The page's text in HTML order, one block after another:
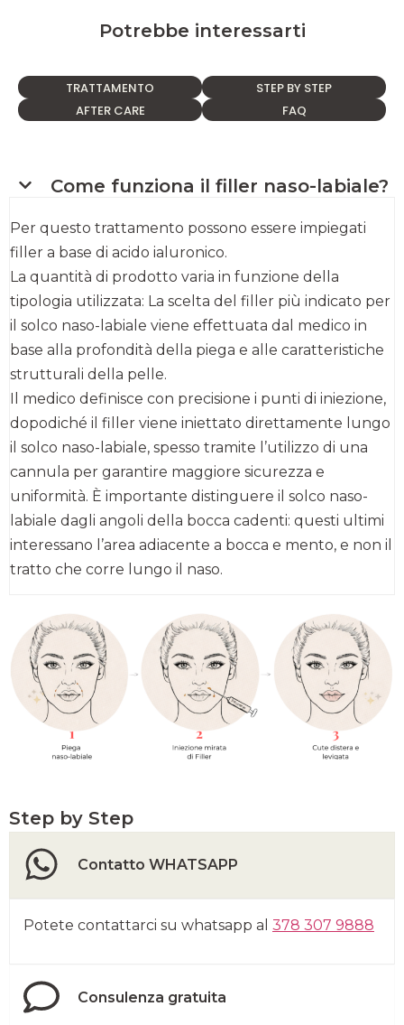
Potrebbe interessarti
TRATTAMENTO
STEP BY STEP
AFTER CARE
FAQ
Come funziona il filler naso-labiale?
Per questo trattamento possono essere impiegati
filler a base di acido ialuronico.
La quantità di prodotto varia in funzione della
tipologia utilizzata: La scelta del filler più indicato per
il solco naso-labiale viene effettuata dal medico in
base alla profondità della piega e alle caratteristiche
strutturali della pelle.
Il medico definisce con precisione i punti di iniezione,
dopodiché il filler viene iniettato direttamente lungo
il solco naso-labiale, spesso tramite l’utilizzo di una
cannula per garantire maggiore sicurezza e
uniformità. È importante distinguere il solco naso-
labiale dagli angoli della bocca cadenti: questi ultimi
interessano l’area adiacente a bocca e mento, e non il
tratto che corre lungo il naso.
Step by Step
Contatto WHATSAPP
Potete contattarci su whatsapp al 378 307 9888
Consulenza gratuita